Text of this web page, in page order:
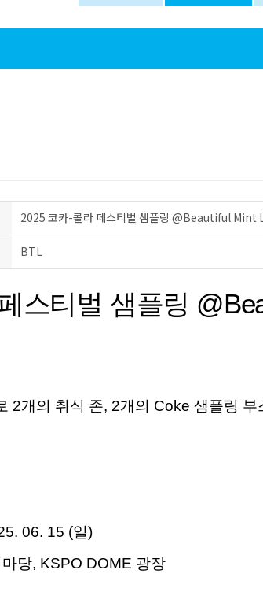
2025 코카-콜라 페스티벌 샘플링 @Beautiful Mint
BTL
스티벌 샘플링
2개의 취식 존, 2개의 Coke 샘플링 부
06. 15 (일)
당, KSPO DOME 광장